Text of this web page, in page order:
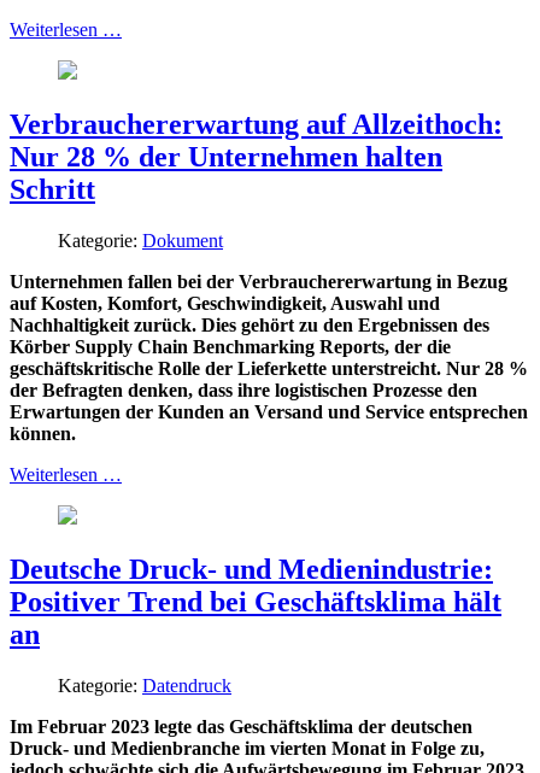
Weiterlesen …
Verbrauchererwartung auf Allzeithoch:
Nur 28 % der Unternehmen halten
Schritt
Kategorie: Dokument
Unternehmen fallen bei der Verbrauchererwartung in Bezug
auf Kosten, Komfort, Geschwindigkeit, Auswahl und
Nachhaltigkeit zurück. Dies gehört zu den Ergebnissen des
Körber Supply Chain Benchmarking Reports, der die
geschäftskritische Rolle der Lieferkette unterstreicht. Nur 28 %
der Befragten denken, dass ihre logistischen Prozesse den
Erwartungen der Kunden an Versand und Service entsprechen
können.
Weiterlesen …
Deutsche Druck- und Medienindustrie:
Positiver Trend bei Geschäftsklima hält
an
Kategorie: Datendruck
Im Februar 2023 legte das Geschäftsklima der deutschen
Druck- und Medienbranche im vierten Monat in Folge zu,